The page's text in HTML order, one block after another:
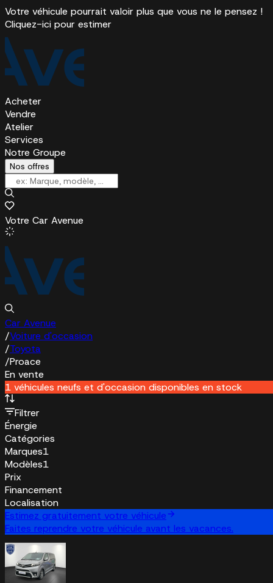
Votre véhicule pourrait valoir plus que vous ne le pensez !
Cliquez-ici pour estimer
Acheter
Vendre
Atelier
Services
Notre Groupe
Nos offres
Votre Car Avenue
Car Avenue
/Voiture d'occasion
/Toyota
/Proace
En vente
1 véhicules neufs et d'occasion disponibles en stock
Filtrer
Énergie
Catégories
Marques1
Modèles1
Prix
Financement
Localisation
Estimez gratuitement votre véhicule
Faites reprendre votre véhicule avant les vacances.